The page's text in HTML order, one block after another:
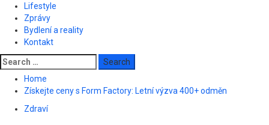
Lifestyle
Zprávy
Bydlení a reality
Kontakt
Search
for:
Home
Získejte ceny s Form Factory: Letní výzva 400+ odměn
Zdraví